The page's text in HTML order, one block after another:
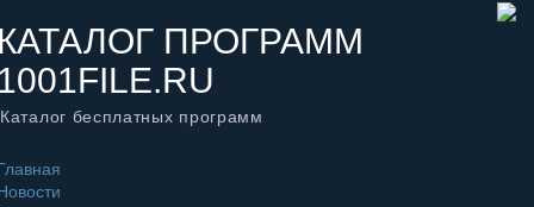
ПРОГРАММ
Каталог бесплатных программ